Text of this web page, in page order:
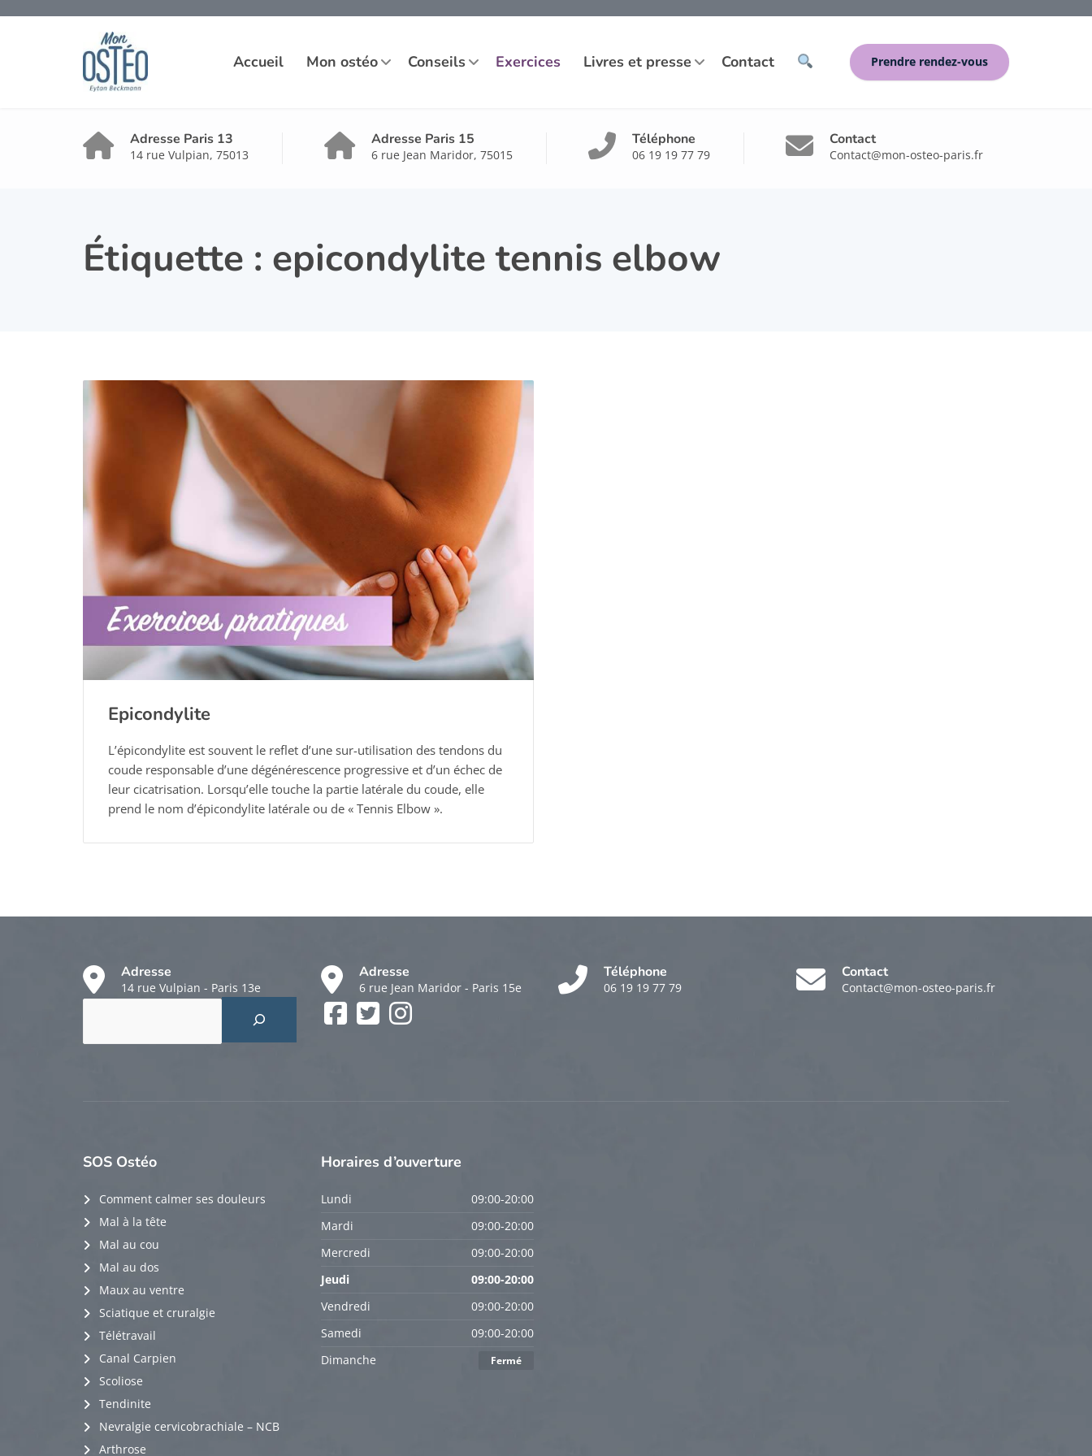
Accueil Mon ostéo Conseils Exercices Livres et presse Contact Prendre rendez-vous
Adresse Paris 13
14 rue Vulpian, 75013
Adresse Paris 15
6 rue Jean Maridor, 75015
Téléphone
06 19 19 77 79
Contact
Contact@mon-osteo-paris.fr
Étiquette : epicondylite tennis elbow
Epicondylite
L’épicondylite est souvent le reflet d’une sur-utilisation des tendons du
coude responsable d’une dégénérescence progressive et d’un échec de
leur cicatrisation. Lorsqu’elle touche la partie latérale du coude, elle
prend le nom d’épicondylite latérale ou de « Tennis Elbow ».
Adresse
14 rue Vulpian - Paris 13e
Adresse
6 rue Jean Maridor - Paris 15e
Téléphone
06 19 19 77 79
Contact
Contact@mon-osteo-paris.fr
Facebook
SOS Ostéo
Comment calmer ses douleurs
Mal à la tête
Mal au cou
Mal au dos
Maux au ventre
Sciatique et cruralgie
Télétravail
Canal Carpien
Scoliose
Tendinite
Nevralgie cervicobrachiale – NCB
Arthrose
Horaires d’ouverture
Lundi
09:00-20:00
Mardi
09:00-20:00
Mercredi
09:00-20:00
Jeudi
09:00-20:00
Vendredi
09:00-20:00
Samedi
09:00-20:00
Dimanche
Fermé